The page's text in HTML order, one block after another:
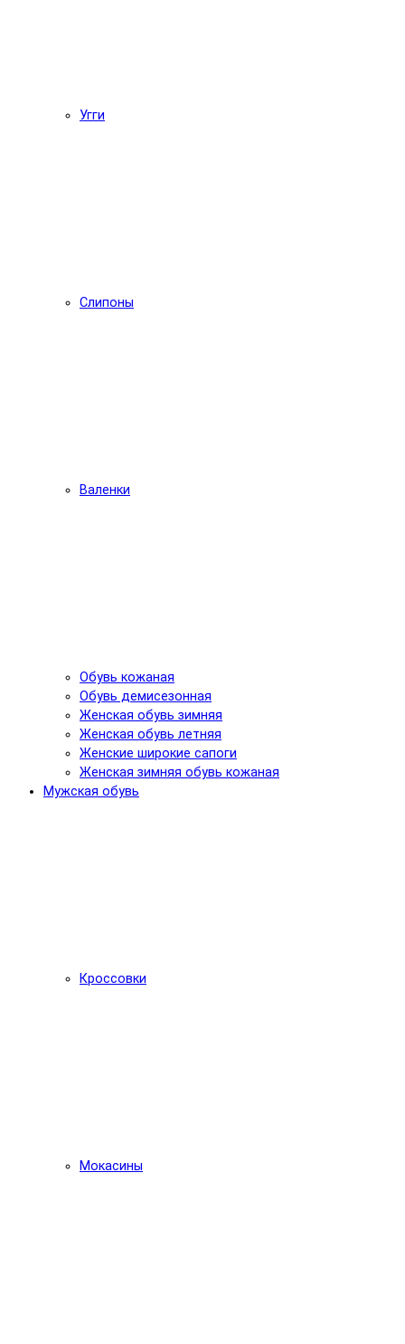
Угги
Слипоны
Валенки
Обувь кожаная
Обувь демисезонная
Женская обувь зимняя
Женская обувь летняя
Женские широкие сапоги
Женская зимняя обувь кожаная
Мужская обувь
Кроссовки
Мокасины